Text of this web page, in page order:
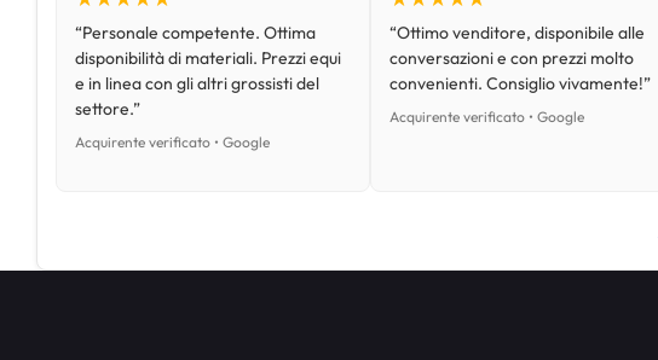
“Personale competente. Ottima
disponibilità di materiali. Prezzi equi
e in linea con gli altri grossisti del
settore.”
Acquirente verificato • Google
“Ottimo venditore, disponibile alle
conversazioni e con prezzi molto
convenienti. Consiglio vivamente!”
Acquirente verificato • Google